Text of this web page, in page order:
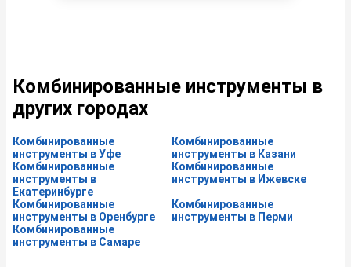
Комбинированные инструменты в
других городах
Комбинированные
инструменты в Уфе
Комбинированные
инструменты в Казани
Комбинированные
инструменты в
Екатеринбурге
Комбинированные
инструменты в Ижевске
Комбинированные
инструменты в Оренбурге
Комбинированные
инструменты в Перми
Комбинированные
инструменты в Самаре